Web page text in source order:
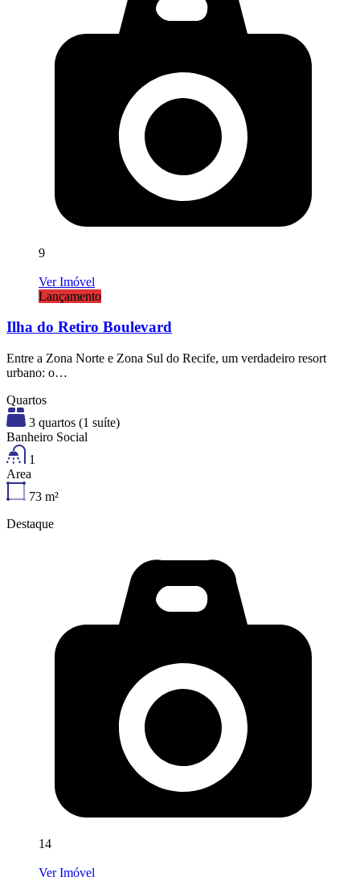
9
Ver Imóvel
Lançamento
Ilha do Retiro Boulevard
Entre a Zona Norte e Zona Sul do Recife, um verdadeiro resort
urbano: o…
Quartos
3 quartos (1 suíte)
Banheiro Social
1
Area
73 m²
Destaque
14
Ver Imóvel